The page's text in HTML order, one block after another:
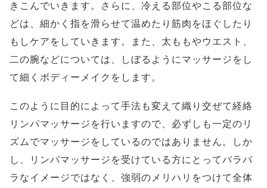
きこんでいきます。さらに、冷える部位やこる部位な
どは、細かく指を滑らせて温めたり筋肉をほぐしたり
もしケアをしていきます。また、太ももやウエスト、
二の腕などについては、しぼるようにマッサージをし
て細くボディーメイクをします。
このように目的によって手法も変えて織り交ぜて経絡
リンパマッサージを行いますので、必ずしも一定のリ
ズムでマッサージをしているのではありません。しか
し、リンパマッサージを受けている方にとってバラバ
ラなイメージではなく、強弱のメリハリをつけて全体